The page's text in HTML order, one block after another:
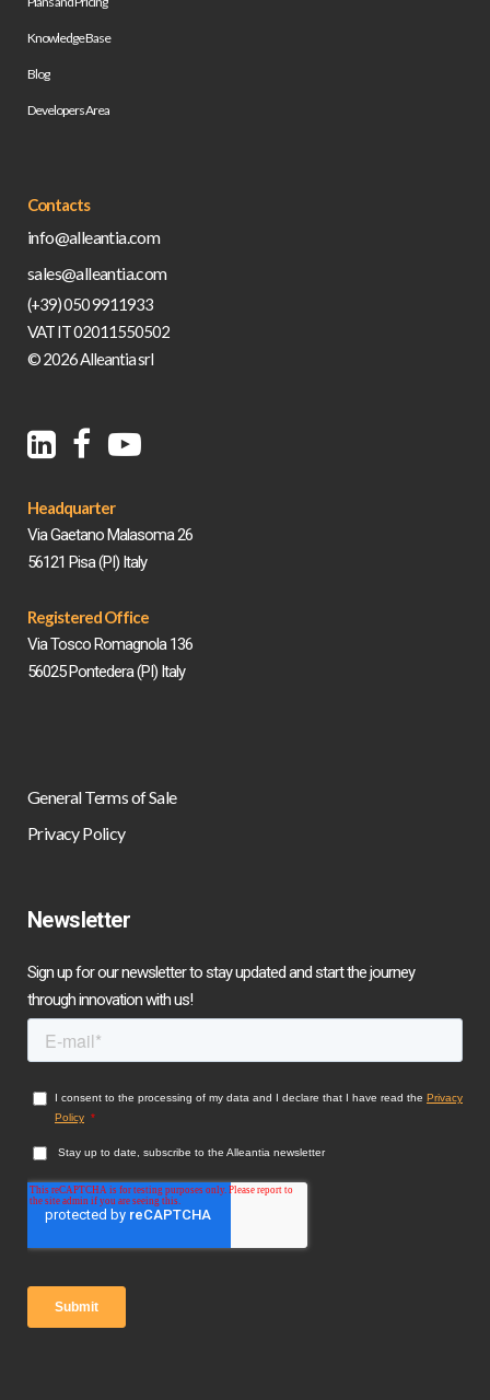
Knowledge Base
Blog
Developers Area
Contacts
info@alleantia.com
sales@alleantia.com
(+39) 050 9911933
VAT IT 02011550502
© 2026 Alleantia srl
Headquarter
Via Gaetano Malasoma 26
56121 Pisa (PI) Italy
Registered Office
Via Tosco Romagnola 136
56025 Pontedera (PI) Italy
General Terms of Sale
Privacy Policy
Newsletter
Sign up for our newsletter to stay updated and start the journey
through innovation with us!